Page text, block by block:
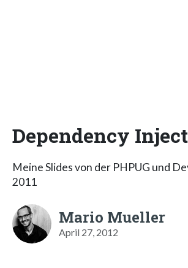
Dependency
Meine Slides von der PHPUG und
2011
Mario Mueller
April 27, 2012